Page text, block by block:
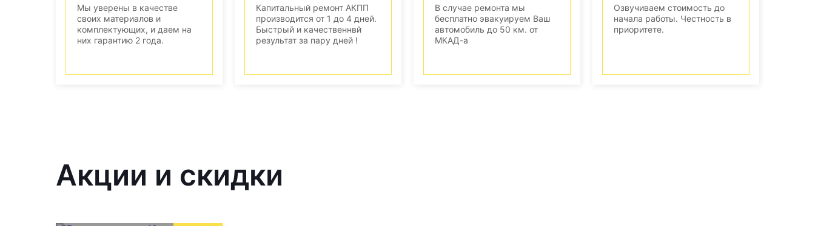
Мы уверены в качестве
своих материалов и
комплектующих, и даем на
них гарантию 2 года.
Капитальный ремонт АКПП
производится от 1 до 4 дней.
Быстрый и качественнвй
результат за пару дней !
В случае ремонта мы
бесплатно эвакуируем Ваш
автомобиль до 50 км. от
МКАД-а
Озвучиваем стоимость до
начала работы. Честность в
приоритете.
Акции и скидки